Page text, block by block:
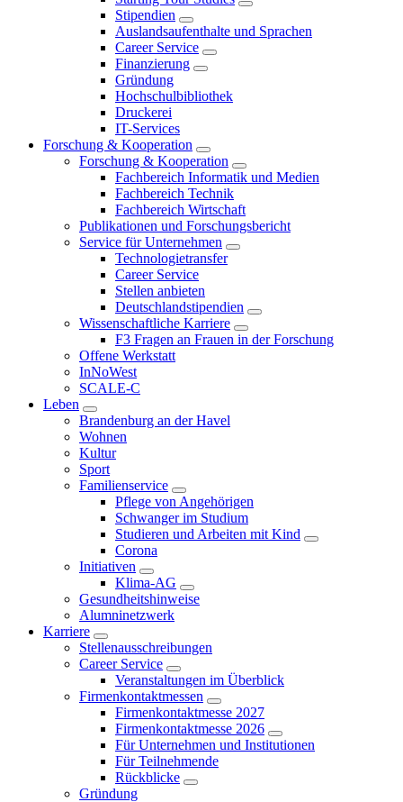
Stipendien
Auslandsaufenthalte und Sprachen
Career Service
Finanzierung
Gründung
Hochschulbibliothek
Druckerei
IT-Services
Forschung & Kooperation
Forschung & Kooperation
Fachbereich Informatik und Medien
Fachbereich Technik
Fachbereich Wirtschaft
Publikationen und Forschungsbericht
Service für Unternehmen
Technologietransfer
Career Service
Stellen anbieten
Deutschlandstipendien
Wissenschaftliche Karriere
F3 Fragen an Frauen in der Forschung
Offene Werkstatt
InNoWest
SCALE-C
Leben
Brandenburg an der Havel
Wohnen
Kultur
Sport
Familienservice
Pflege von Angehörigen
Schwanger im Studium
Studieren und Arbeiten mit Kind
Corona
Initiativen
Klima-AG
Gesundheitshinweise
Alumninetzwerk
Karriere
Stellenausschreibungen
Career Service
Veranstaltungen im Überblick
Firmenkontaktmessen
Firmenkontaktmesse 2027
Firmenkontaktmesse 2026
Für Unternehmen und Institutionen
Für Teilnehmende
Rückblicke
Gründung